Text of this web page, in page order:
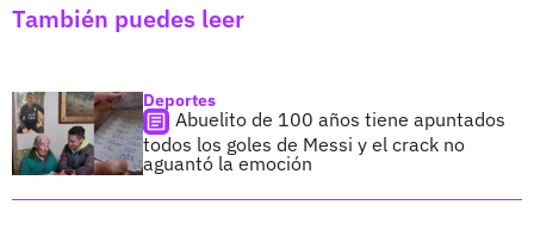
También puedes leer
Deportes
Abuelito de 100 años tiene apuntados
todos los goles de Messi y el crack no
aguantó la emoción